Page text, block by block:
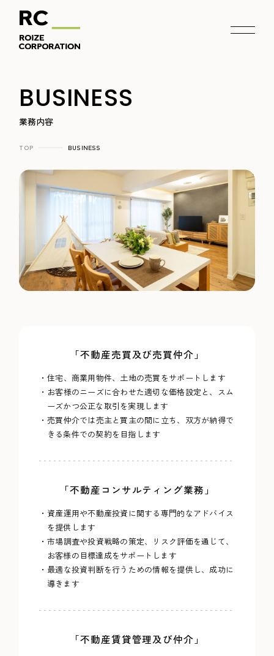
BUSINESS
業務内容
TOP BUSINESS
「不動産売買及び売買仲介」
・住宅、商業用物件、土地の売買をサポートします
・お客様のニーズに合わせた適切な価格設定と、スム
ーズかつ公正な取引を実現します
・売買仲介では売主と買主の間に立ち、双方が納得で
きる条件での契約を目指します
「不動産コンサルティング業務」
・資産運用や不動産投資に関する専門的なアドバイス
を提供します
・市場調査や投資戦略の策定、リスク評価を通じて、
お客様の目標達成をサポートします
・最適な投資判断を行うための情報を提供し、成功に
導きます
「不動産賃貸管理及び仲介」